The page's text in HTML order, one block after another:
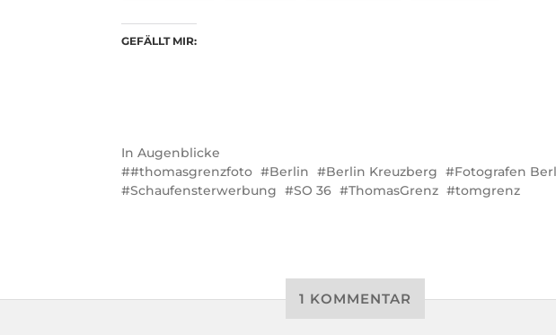
GEFÄLLT MIR:
In Augenblicke
#thomasgrenzfoto
Berlin Berlin Kreuzberg
Fotografen
Schaufensterwerbung
SO 36 ThomasGrenz tomgrenz
1 KOMMENTAR